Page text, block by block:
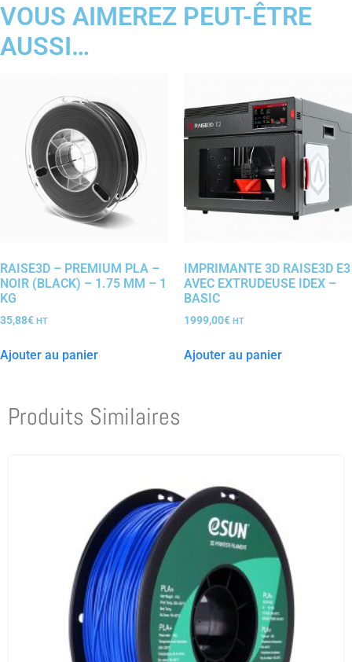
VOUS AIMEREZ PEUT-ÊTRE
AUSSI…
RAISE3D – PREMIUM PLA –
NOIR (BLACK) – 1.75 MM – 1
KG
35,88€ HT
Ajouter au panier
IMPRIMANTE 3D RAISE3D E3
AVEC EXTRUDEUSE IDEX –
BASIC
1999,00€ HT
Ajouter au panier
Produits Similaires